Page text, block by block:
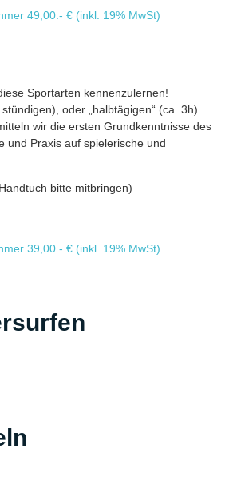
49,00.- € (inkl. 19% MwSt)
Sportarten kennenzulernen!
oder „halbtägigen“ (ca. 3h)
wir die ersten Grundkenntnisse des
und Praxis auf spielerische und
bitte mitbringen)
39,00.- € (inkl. 19% MwSt)